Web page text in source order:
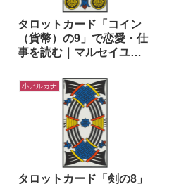
タロットカード「コイン
（貨幣）の9」で恋愛・仕
事を読む｜マルセイユタ
小アルカナ
タロットカード「剣の8」